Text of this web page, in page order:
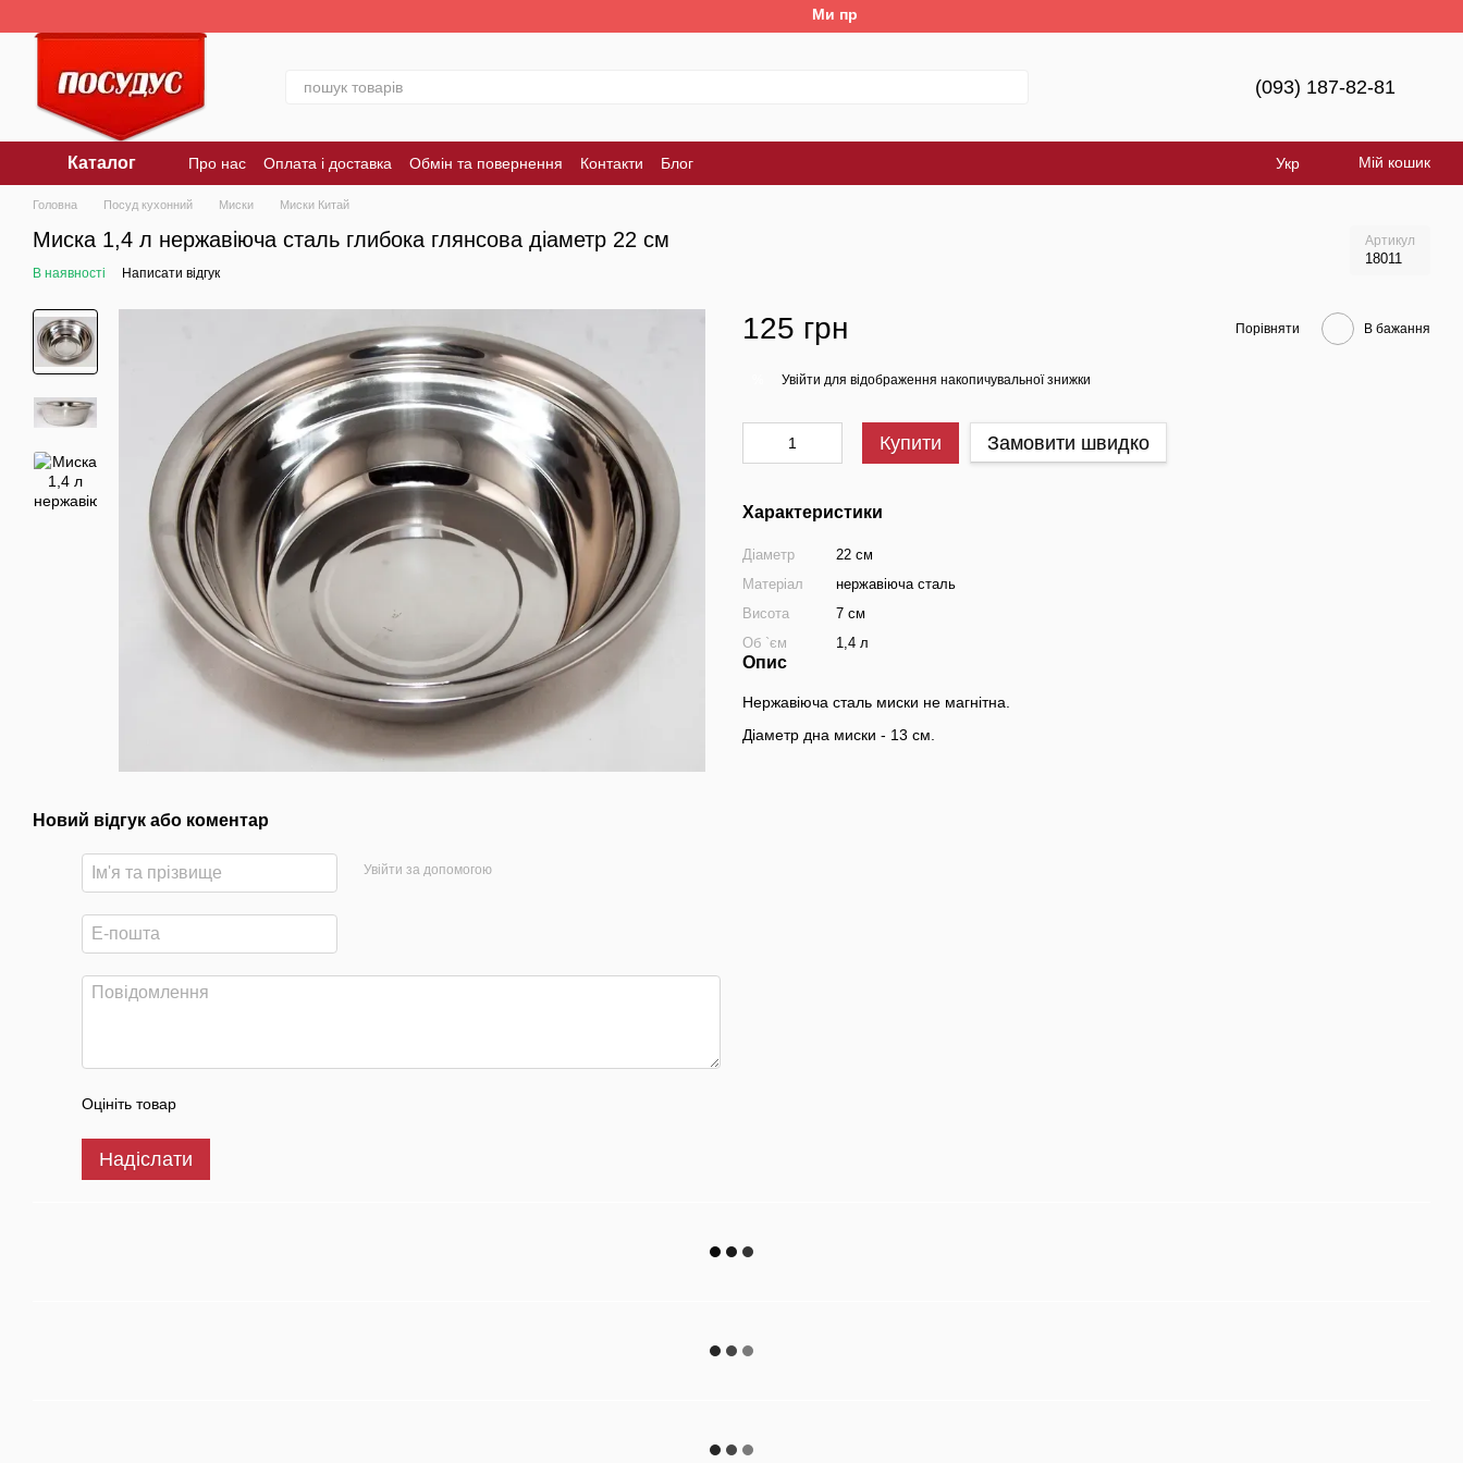
Ми працюємо. Все буде Україна!
(093) 187-82-81
Каталог Про нас Оплата і доставка Обмін та повернення Контакти Блог Укр Мій кошик
Головна Посуд кухонний Миски Миски Китай
Миска 1,4 л нержавіюча сталь глибока глянсова діаметр 22 см Артикул
18011
В наявності Написати відгук
Новий відгук або коментар
Увійти за допомогою
Оцініть товар
Надіслати
125 грн Порівняти В бажання
Увійти для відображення накопичувальної знижки
Купити Замовити швидко
Характеристики
Діаметр
22 см
Матеріал
нержавіюча сталь
Висота
7 см
Об `єм
1,4 л
Опис
Нержавіюча сталь миски не магнітна.
Діаметр дна миски - 13 см.